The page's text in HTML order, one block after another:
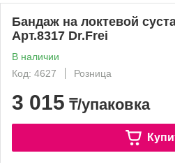
Бандаж на локтевой
Арт.8317 Dr.Frei
В наличии
Код: 4627
Розница
3 015 ₸/упаковка